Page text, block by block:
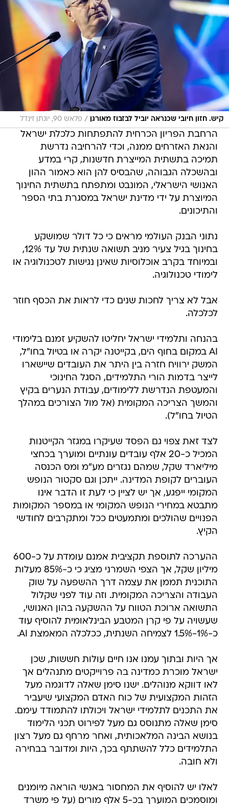
קיש. חזון חיובי שכנראה יוביל לבזבוז מאורגן / פלאש 90, יונתן זינדל
הרחבת הפריון הכרחית להתפתחות כלכלת ישראל
והנאת האזרחים ממנה, וכדי להרחיבה נדרשת
תמיכה בתשתית המייצרת חדשנות, קרי במדע
ובהשכלה הגבוהה, שהבסיס להן הוא כאמור ההון
האנושי הישראלי, המונבט ומתפתח בתשתית החינוך
המיוצרת על ידי מדינת ישראל במסגרת בתי הספר
והתיכונים.
נתוני הבנק העולמי מראים כי כל דולר שמושקע
בחינוך בגיל צעיר מניב תשואה שנתית של עד 12%,
ובמיוחד בקרב אוכלוסיות שאינן נגישות לטכנולוגיה או
לימודי טכנולוגיה.
אבל לא צריך לחכות שנים כדי לראות את הכסף חוזר
לכלכלה.
בהנחה ותלמידי ישראל יחליטו להשקיע זמנם בלימודי
AI במקום בחוף הים, בקייטנה יקרה או בטיול בחו"ל,
המשק ירוויח חזרה בין היתר את העובדים שיישארו
לייצר בדמות הורי התלמידים, הסגל החינוכי
והמעטפת הנדרשת ללימודים, עבודת הנערים בקיץ
והמשך הצריכה המקומית (אל מול הצורכים במהלך
הטיול בחו"ל).
לצד זאת צפוי גם הפסד שעיקרו במגזר הקייטנות
המכיל כ-20 אלף עובדים עונתיים ומוערך בכחצי
מיליארד שקל, שמהם נגזרים מע"מ ומס הכנסה
העוברים לקופת המדינה. ייתכן וגם סקטור הנופש
המקומי ייפגע, אך יש לציין כי לעת זו הדבר אינו
מתבטא במחירי הנופש המקומי או במספר המקומות
הפנויים שהולכים ומתמעטים ככל ומתקרבים לחודשי
הקיץ.
ההערכה לתוספת תקציבית אמנם עומדת על כ-600
מיליון שקל, אך הצפי השמרני מציג כי כ-85% מעלות
התוכנית תממן את עצמה דרך ההשפעה על שוק
העבודה והצריכה המקומית. וזה עוד לפני שקלול
התשואה ארוכת הטווח על ההשקעה בהון האנושי,
שעשויה על פי קרן המטבע הבינלאומית להוסיף עוד
כ-1%-1.5% לצמיחה השנתית, ככלכלה המאמצת AI.
אך היות ובתוך עמנו אנו חיים עולות חששות, שכן
ישראל מוכרת כמדינה בה פרוייקטים מתנהלים אך
לאו דווקא מנוהלים. ישנו סימן שאלה לדוגמה מעל
הזהות המקצועית של כוח האדם המקצועי שיעביר
את התכנים לתלמידי ישראל ויכולתו להתמודד עימם.
סימן שאלה מתנוסס גם מעל לפירוט תכני הלימוד
בנושא הבינה המלאכותית, ואחר מרחף גם מעל רצון
התלמידים כלל להשתתף בכך, היות ומדובר בבחירה
ולא חובה.
לאלו יש להוסיף את המחסור באנשי הוראה מיומנים
ומוסמכים המוערך בכ-5 אלף מורים (על פי משרד